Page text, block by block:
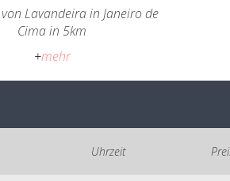
Lavandeira in Janeiro de
Cima in 5km
+mehr
Uhrzeit